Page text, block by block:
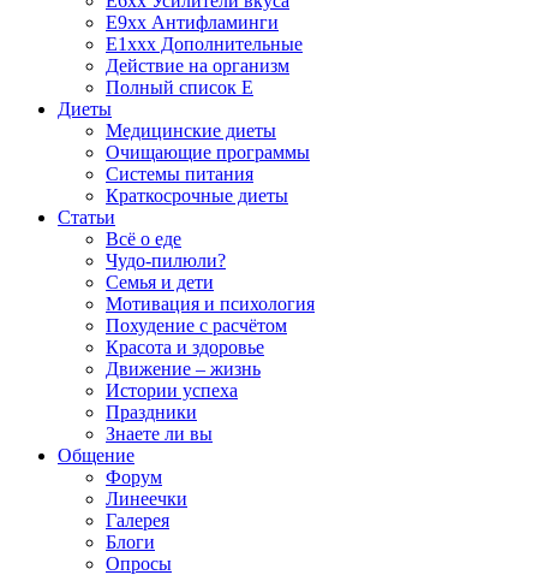
E9xx Антифламинги
E1xxx Дополнительные
Действие на организм
Полный список E
Диеты
Медицинские диеты
Очищающие программы
Системы питания
Краткосрочные диеты
Статьи
Всё о еде
Чудо-пилюли?
Семья и дети
Мотивация и психология
Похудение с расчётом
Красота и здоровье
Движение – жизнь
Истории успеха
Праздники
Знаете ли вы
Общение
Форум
Линеечки
Галерея
Блоги
Опросы